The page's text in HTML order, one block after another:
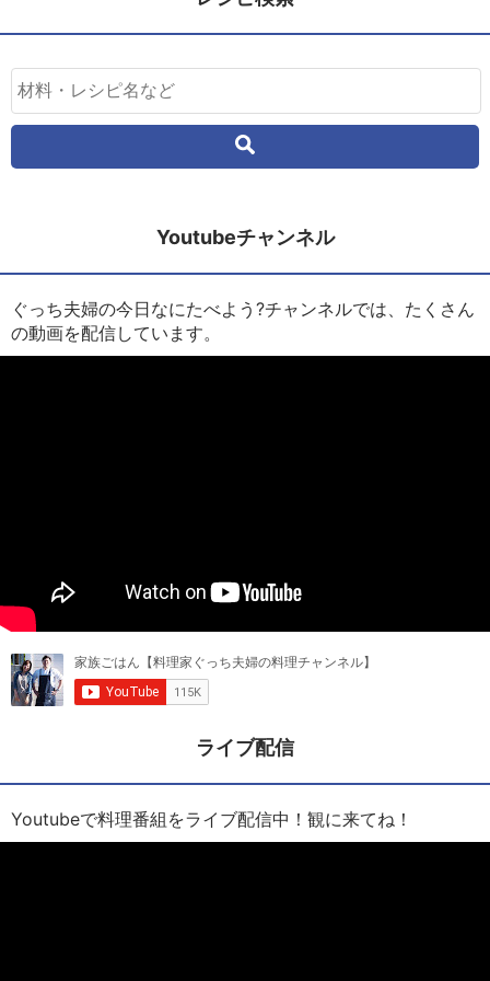
Youtubeチャンネル
ぐっち夫婦の今日なにたべよう?チャンネルでは、たくさん
の動画を配信しています。
ライブ配信
Youtubeで料理番組をライブ配信中！観に来てね！